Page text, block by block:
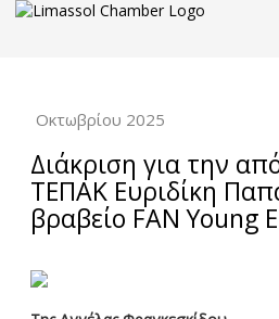
Οκτωβρίου 2025
Διάκριση για την
ΤΕΠΑΚ Ευριδίκη
βραβείο FAN Young